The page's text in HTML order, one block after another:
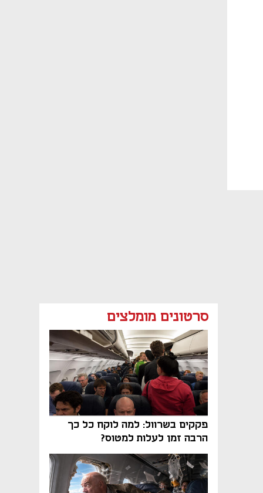
סרטונים מומלצים
פקקים בשרוול: למה לוקח כל כך
הרבה זמן לעלות למטוס?